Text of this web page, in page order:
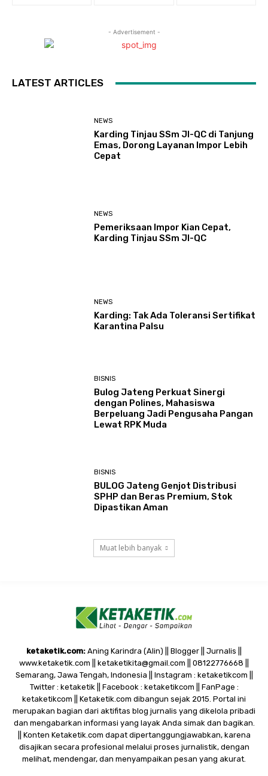
- Advertisement -
LATEST ARTICLES
NEWS
Karding Tinjau SSm JI-QC di Tanjung
Emas, Dorong Layanan Impor Lebih
Cepat
NEWS
Pemeriksaan Impor Kian Cepat,
Karding Tinjau SSm JI-QC
NEWS
Karding: Tak Ada Toleransi Sertifikat
Karantina Palsu
BISNIS
Bulog Jateng Perkuat Sinergi
dengan Polines, Mahasiswa
Berpeluang Jadi Pengusaha Pangan
Lewat RPK Muda
BISNIS
BULOG Jateng Genjot Distribusi
SPHP dan Beras Premium, Stok
Dipastikan Aman
Muat lebih banyak
ketaketik.com: Aning Karindra (Alin) || Blogger || Jurnalis ||
www.ketaketik.com || ketaketikita@gmail.com || 08122776668 ||
Semarang, Jawa Tengah, Indonesia || Instagram : ketaketikcom ||
Twitter : ketaketik || Facebook : ketaketikcom || FanPage :
ketaketikcom || Ketaketik.com dibangun sejak 2015. Portal ini
merupakan bagian dari aktifitas blog jurnalis yang dikelola pribadi
dan mengabarkan informasi yang layak Anda simak dan bagikan.
|| Konten Ketaketik.com dapat dipertanggungjawabkan, karena
disajikan secara profesional melalui proses jurnalistik, dengan
melihat, mendengar, dan menyampaikan pesan yang akurat.